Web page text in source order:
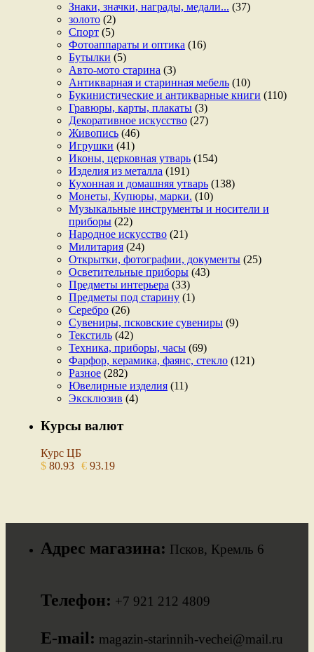
Знаки, значки, награды, медали... (37)
золото (2)
Спорт (5)
Фотоаппараты и оптика (16)
Бутылки (5)
Авто-мото старина (3)
Антикварная и старинная мебель (10)
Букинистические и антикварные книги (110)
Гравюры, карты, плакаты (3)
Декоративное искусство (27)
Живопись (46)
Игрушки (41)
Иконы, церковная утварь (154)
Изделия из металла (191)
Кухонная и домашняя утварь (138)
Монеты, Купюры, марки. (10)
Музыкальные инструменты и носители и
приборы (22)
Народное искусство (21)
Милитария (24)
Открытки, фотографии, документы (25)
Осветительные приборы (43)
Предметы интерьера (33)
Предметы под старину (1)
Серебро (26)
Сувениры, псковские сувениры (9)
Текстиль (42)
Техника, приборы, часы (69)
Фарфор, керамика, фаянс, стекло (121)
Разное (282)
Ювелирные изделия (11)
Эксклюзив (4)
Курсы валют
Курс ЦБ
$ 80.93 € 93.19
Адрес магазина: Псков, Кремль 6
Телефон: +7 921 212 4809
E-mail: magazin-starinnih-vechei@mail.ru